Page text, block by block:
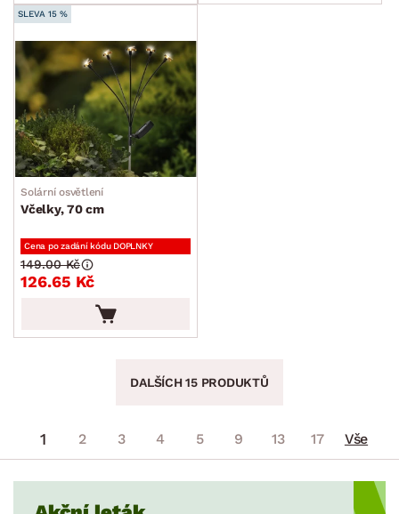
SLEVA 15 %
Solární osvětlení
Včelky, 70 cm
Cena po zadání kódu DOPLNKY
126.65 Kč
149.00 Kč
DALŠÍCH 15 PRODUKTŮ
1 2 3 4 5 9 13 17 Vše